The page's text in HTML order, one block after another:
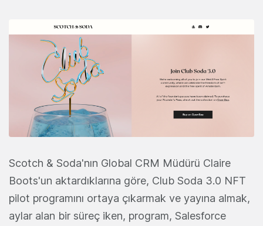
Scotch & Soda'nın Global CRM Müdürü Claire
Boots'un aktardıklarına göre, Club Soda 3.0 NFT
pilot programını ortaya çıkarmak ve yayına almak,
aylar alan bir süreç iken, program, Salesforce